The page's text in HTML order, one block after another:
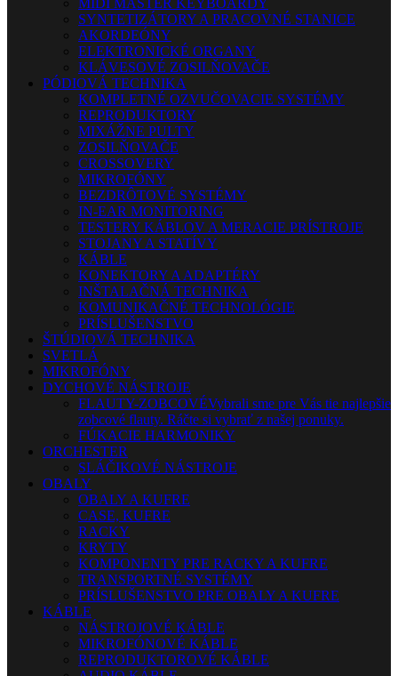
MIDI MASTER KEYBOARDY
SYNTETIZÁTORY A PRACOVNÉ STANICE
AKORDEÓNY
ELEKTRONICKÉ ORGANY
KLÁVESOVÉ ZOSILŇOVAČE
PÓDIOVÁ TECHNIKA
KOMPLETNÉ OZVUČOVACIE SYSTÉMY
REPRODUKTORY
MIXÁŽNE PULTY
ZOSILŇOVAČE
CROSSOVERY
MIKROFÓNY
BEZDRÔTOVÉ SYSTÉMY
IN-EAR MONITORING
TESTERY KÁBLOV A MERACIE PRÍSTROJE
STOJANY A STATÍVY
KÁBLE
KONEKTORY A ADAPTÉRY
INŠTALAČNÁ TECHNIKA
KOMUNIKAČNÉ TECHNOLÓGIE
PRÍSLUŠENSTVO
ŠTÚDIOVÁ TECHNIKA
SVETLÁ
MIKROFÓNY
DYCHOVÉ NÁSTROJE
FLAUTY-ZOBCOVÉVybrali sme pre Vás tie najlepšie
zobcové flauty. Ráčte si vybrať z našej ponuky.
FÚKACIE HARMONIKY
ORCHESTER
SLÁČIKOVÉ NÁSTROJE
OBALY
OBALY A KUFRE
CASE, KUFRE
RACKY
KRYTY
KOMPONENTY PRE RACKY A KUFRE
TRANSPORTNÉ SYSTÉMY
PRÍSLUŠENSTVO PRE OBALY A KUFRE
KÁBLE
NÁSTROJOVÉ KÁBLE
MIKROFÓNOVÉ KÁBLE
REPRODUKTOROVÉ KÁBLE